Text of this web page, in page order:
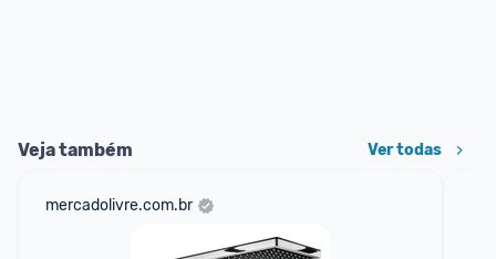
Veja também Ver todas
mercadolivre.com.br